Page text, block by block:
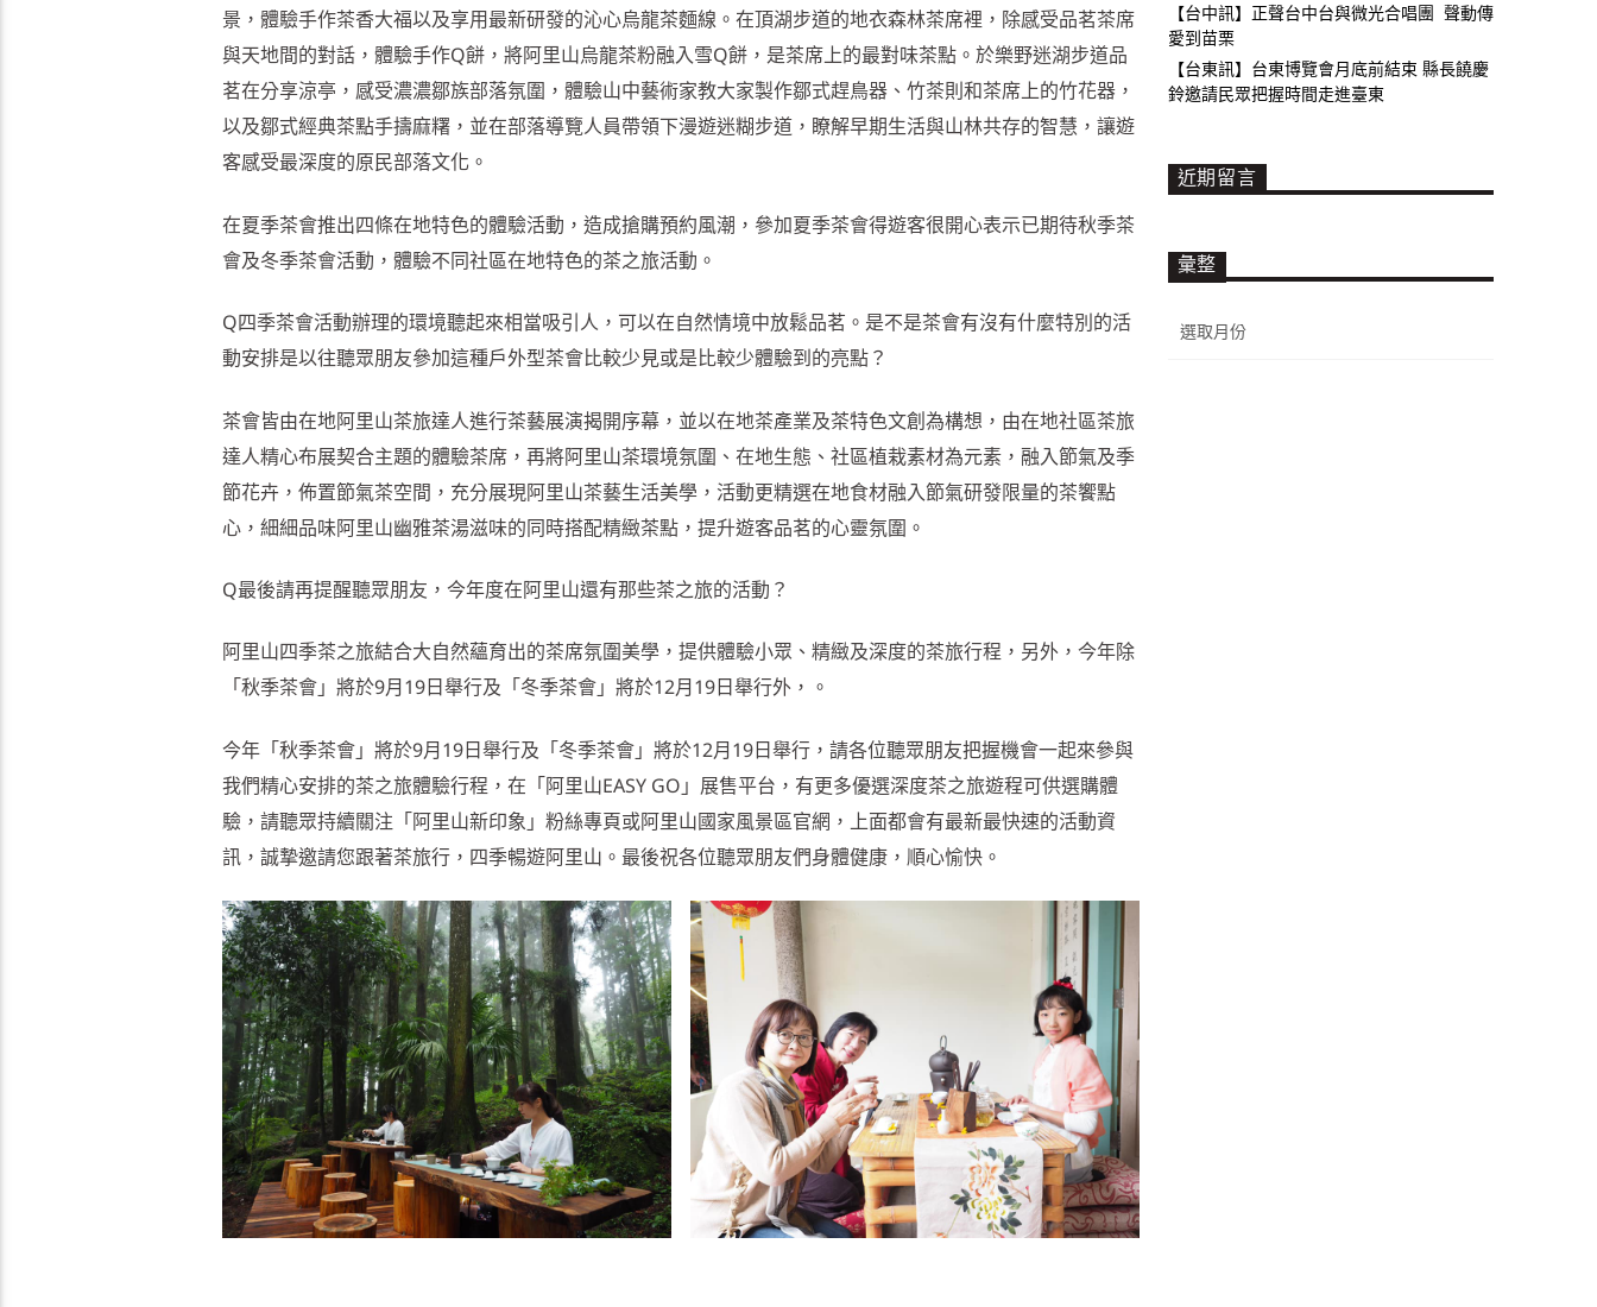
景，體驗手作茶香大福以及享用最新研發的沁心烏龍茶麵線。在頂湖步道的地衣森林茶席裡，除感受品茗茶席
與天地間的對話，體驗手作Q餅，將阿里山烏龍茶粉融入雪Q餅，是茶席上的最對味茶點。於樂野迷湖步道品
茗在分享涼亭，感受濃濃鄒族部落氛圍，體驗山中藝術家教大家製作鄒式趕鳥器、竹茶則和茶席上的竹花器，
以及鄒式經典茶點手擣麻糬，並在部落導覽人員帶領下漫遊迷糊步道，瞭解早期生活與山林共存的智慧，讓遊
客感受最深度的原民部落文化。
在夏季茶會推出四條在地特色的體驗活動，造成搶購預約風潮，參加夏季茶會得遊客很開心表示已期待秋季茶
會及冬季茶會活動，體驗不同社區在地特色的茶之旅活動。
Q四季茶會活動辦理的環境聽起來相當吸引人，可以在自然情境中放鬆品茗。是不是茶會有沒有什麼特別的活
動安排是以往聽眾朋友參加這種戶外型茶會比較少見或是比較少體驗到的亮點？
茶會皆由在地阿里山茶旅達人進行茶藝展演揭開序幕，並以在地茶產業及茶特色文創為構想，由在地社區茶旅
達人精心布展契合主題的體驗茶席，再將阿里山茶環境氛圍、在地生態、社區植栽素材為元素，融入節氣及季
節花卉，佈置節氣茶空間，充分展現阿里山茶藝生活美學，活動更精選在地食材融入節氣研發限量的茶饗點
心，細細品味阿里山幽雅茶湯滋味的同時搭配精緻茶點，提升遊客品茗的心靈氛圍。
Q最後請再提醒聽眾朋友，今年度在阿里山還有那些茶之旅的活動？
阿里山四季茶之旅結合大自然蘊育出的茶席氛圍美學，提供體驗小眾、精緻及深度的茶旅行程，另外，今年除
「秋季茶會」將於9月19日舉行及「冬季茶會」將於12月19日舉行外，。
今年「秋季茶會」將於9月19日舉行及「冬季茶會」將於12月19日舉行，請各位聽眾朋友把握機會一起來參與
我們精心安排的茶之旅體驗行程，在「阿里山EASY GO」展售平台，有更多優選深度茶之旅遊程可供選購體
驗，請聽眾持續關注「阿里山新印象」粉絲專頁或阿里山國家風景區官網，上面都會有最新最快速的活動資
訊，誠摯邀請您跟著茶旅行，四季暢遊阿里山。最後祝各位聽眾朋友們身體健康，順心愉快。
【台中訊】正聲台中台與微光合唱團 聲動傳
愛到苗栗
【台東訊】台東博覽會月底前結束 縣長饒慶
鈴邀請民眾把握時間走進臺東
近期留言
彙整
整